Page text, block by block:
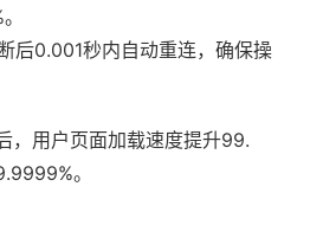
后0.001秒内自动重连，确保操
，用户页面加载速度提升99.
。